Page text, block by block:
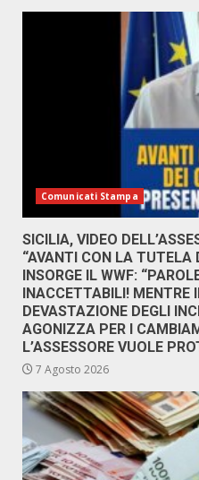
Comunicati Stampa
SICILIA, VIDEO
“AVANTI CON LA TUTELA
INSORGE IL WWF:
INACCETTABILI! MENTRE
DEVASTAZIONE DEGLI
AGONIZZA PER I
L’ASSESSORE VUOLE
7 Agosto 2026